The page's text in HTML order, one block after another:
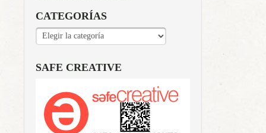
CATEGORÍAS
CATEGORÍAS
SAFE CREATIVE